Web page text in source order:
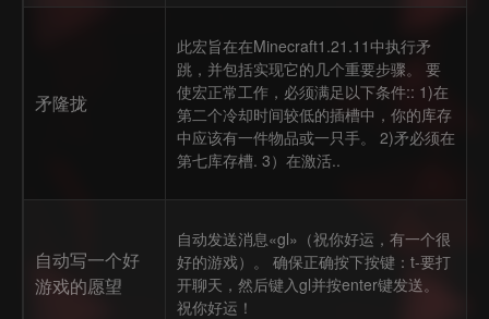
矛隆拢
此宏旨在在Minecraft1.21.11中执行矛
跳，并包括实现它的几个重要步骤。 要
使宏正常工作，必须满足以下条件:: 1)在
第二个冷却时间较低的插槽中，你的库存
中应该有一件物品或一只手。 2)矛必须在
第七库存槽. 3）在激活..
自动写一个好
游戏的愿望
自动发送消息«gl»（祝你好运，有一个很
好的游戏）。 确保正确按下按键：t-要打
开聊天，然后键入gl并按enter键发送。
祝你好运！